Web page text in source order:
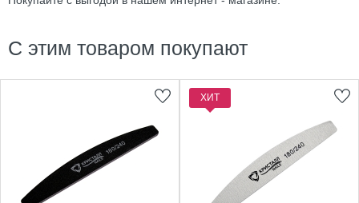
С этим товаром покупают
ХИТ